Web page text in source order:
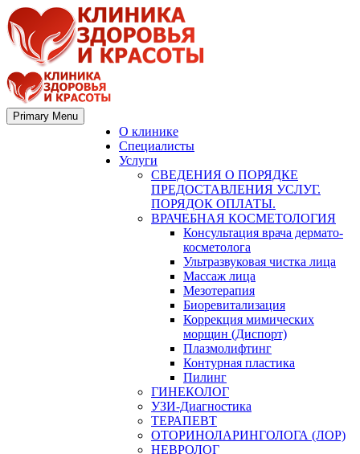
Primary Menu
О клинике
Специалисты
Услуги
СВЕДЕНИЯ О ПОРЯДКЕ
ПРЕДОСТАВЛЕНИЯ УСЛУГ.
ПОРЯДОК ОПЛАТЫ.
ВРАЧЕБНАЯ КОСМЕТОЛОГИЯ
Консультация врача дермато-
косметолога
Ультразвуковая чистка лица
Массаж лица
Мезотерапия
Биоревитализация
Коррекция мимических
морщин (Диспорт)
Плазмолифтинг
Контурная пластика
Пилинг
ГИНЕКОЛОГ
УЗИ-Диагностика
ТЕРАПЕВТ
ОТОРИНОЛАРИНГОЛОГА (ЛОР)
НЕВРОЛОГ